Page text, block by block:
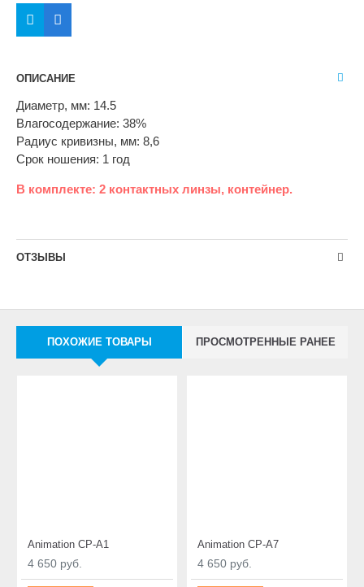
ОПИСАНИЕ
Диаметр, мм: 14.5
Влагосодержание: 38%
Радиус кривизны, мм: 8,6
Cрок ношения: 1 год
В комплекте: 2 контактных линзы, контейнер.
ОТЗЫВЫ
ПОХОЖИЕ ТОВАРЫ ПРОСМОТРЕННЫЕ РАНЕЕ
Animation CP-A1
4 650 руб.
Animation CP-A7
4 650 руб.